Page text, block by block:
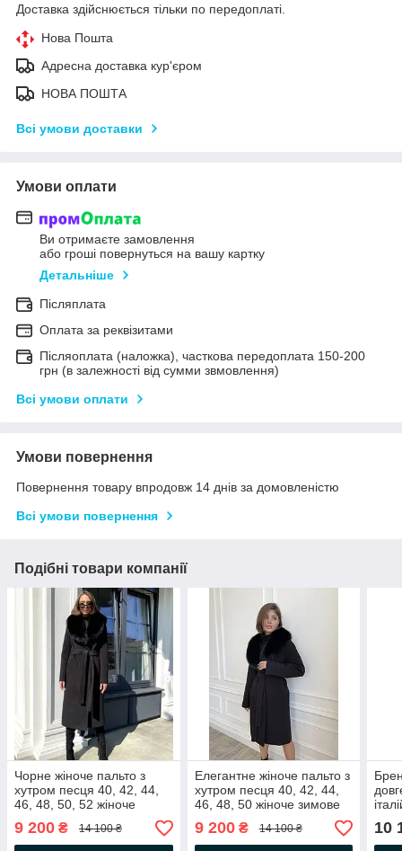
Доставка здійснюється тільки по передоплаті.
Нова Пошта
Адресна доставка кур'єром
НОВА ПОШТА
Всі умови доставки
Умови оплати
Ви отримаєте замовлення
або гроші повернуться на вашу картку
Детальніше
Післяплата
Оплата за реквізитами
Післяоплата (наложка), часткова передоплата 150-200
грн (в залежності від сумми звмовлення)
Всі умови оплати
Умови повернення
Повернення товару впродовж 14 днів за домовленістю
Всі умови повернення
Подібні товари компанії
Чорне жіноче пальто з
хутром песця 40, 42, 44,
46, 48, 50, 52 жіноче
зимове пальто з кашеміру
9 200 ₴ 14 100 ₴
Елегантне жіноче пальто з
хутром песця 40, 42, 44,
46, 48, 50 жіноче зимове
9 200₴ 14 100 ₴ 10